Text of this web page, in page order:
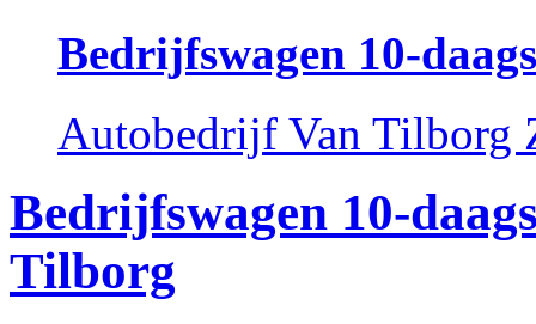
Bedrijfswagen 10-
Autobedrijf Van Tilborg
Bedrijfswagen 10-
Tilborg